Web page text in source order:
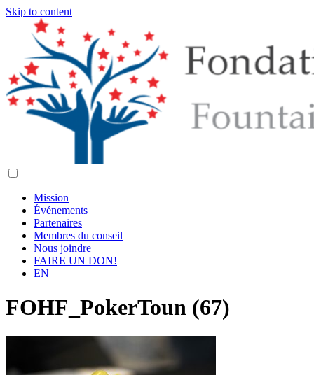
Skip to content
Mission
Événements
Partenaires
Membres du conseil
Nous joindre
FAIRE UN DON!
EN
FOHF_PokerToun (67)